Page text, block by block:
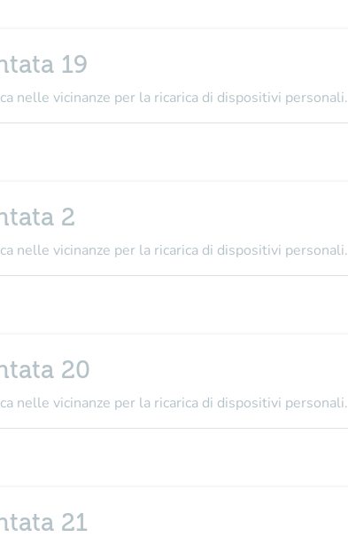
19
nelle vicinanze per la ricarica di dispositivi personali.
2
nelle vicinanze per la ricarica di dispositivi personali.
20
nelle vicinanze per la ricarica di dispositivi personali.
21